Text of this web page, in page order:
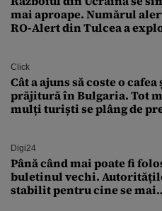
mai aproape. Numărul
RO-Alert din Tulcea a
Click
Cât a ajuns să coste o cafea
prăjitură în Bulgaria. Tot
mulți turiști se plâng de
Digi24
Până când mai poate fi
buletinul vechi.
stabilit pentru cine se mai